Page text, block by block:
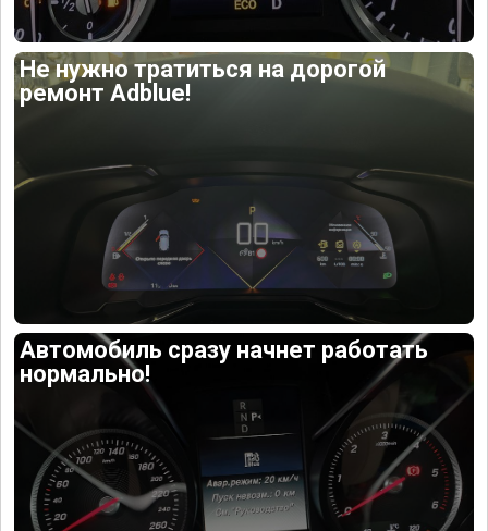
Не нужно тратиться на дорогой
ремонт Adblue!
Автомобиль сразу начнет работать
нормально!